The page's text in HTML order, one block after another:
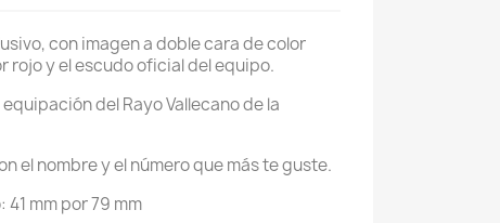
con imagen a doble cara de color
rojo y el escudo oficial del equipo.
del Rayo Vallecano de la
el nombre y el número que más te guste.
41 mm por 79 mm